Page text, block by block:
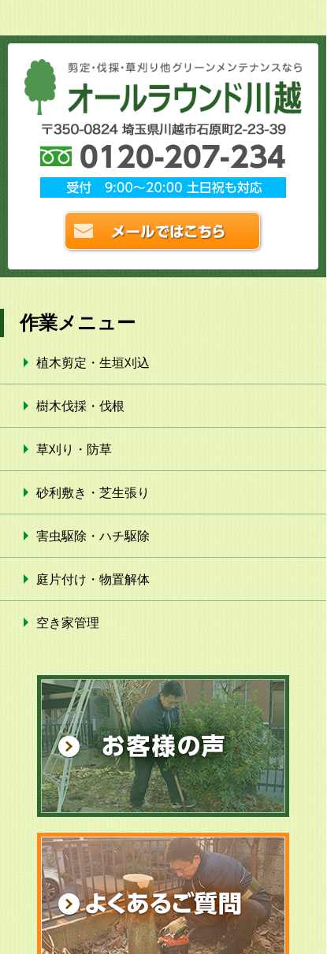
作業メニュー
植木剪定・生垣刈込
樹木伐採・伐根
草刈り・防草
砂利敷き・芝生張り
害虫駆除・ハチ駆除
庭片付け・物置解体
空き家管理